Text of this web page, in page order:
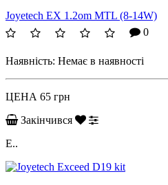
Joyetech EX 1.2om MTL (8-14W)
0
Наявність: Немає в наявності
ЦЕНА 65 грн
Закінчився
E..